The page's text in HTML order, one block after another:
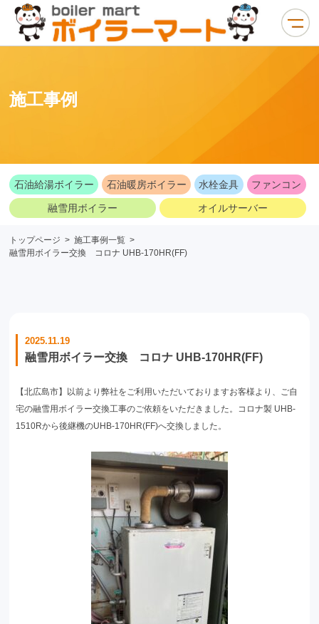
施工事例
石油給湯ボイラー 石油暖房ボイラー 水栓金具 ファンコン
融雪用ボイラー オイルサーバー
トップページ > 施工事例一覧 >
融雪用ボイラー交換 コロナ UHB-170HR(FF)
2025.11.19
融雪用ボイラー交換 コロナ UHB-170HR(FF)
【北広島市】以前より弊社をご利用いただいておりますお客様より、ご自
宅の融雪用ボイラー交換工事のご依頼をいただきました。コロナ製 UHB-
1510Rから後継機のUHB-170HR(FF)へ交換しました。